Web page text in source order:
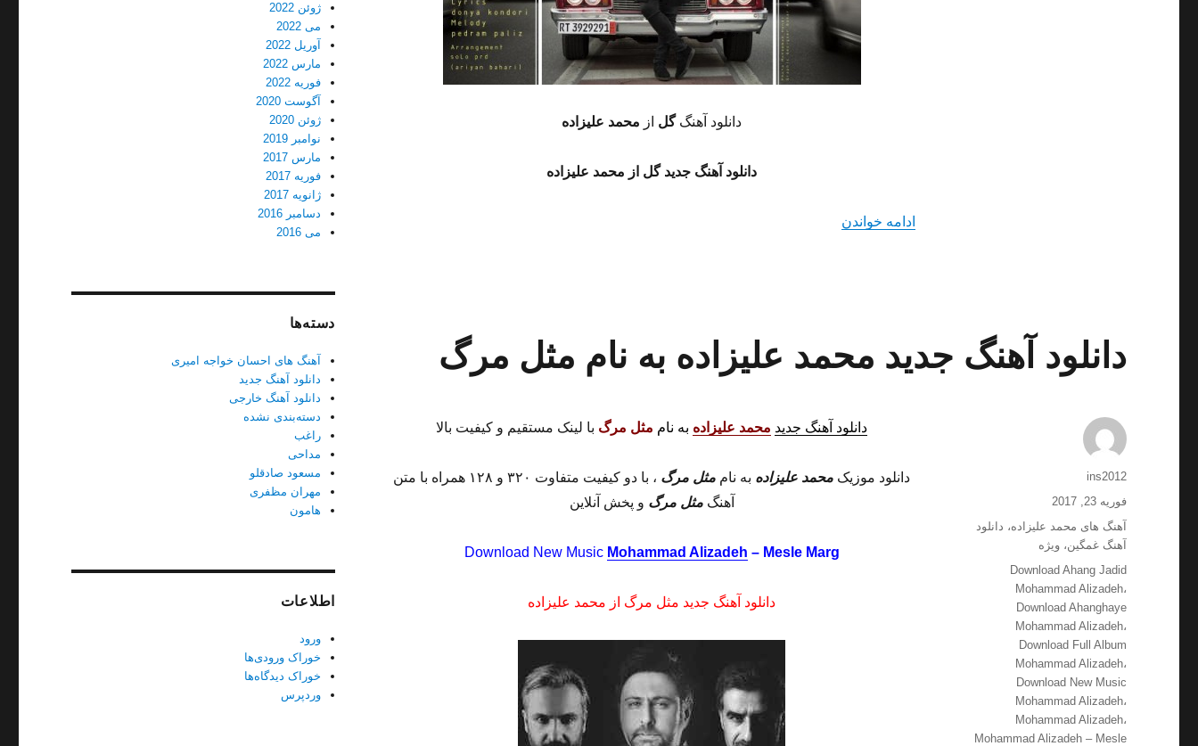
دانلود آهنگگل از محمد علیزاده
دانلود آهنگ جدید گل از محمد علیزاده
ادامه خواندن“دانلود آهنگ گل از محمد علیزاده با کیفیت128+320”
دانلود آهنگ جدید محمد علیزاده به نام مثل مرگ
دانلود آهنگ جدید محمد علیزاده به نام مثل مرگ با لینک مستقیم و کیفیت بالا
دانلود موزیک محمد علیزاده به نام مثل مرگ
، با دو کیفیت متفاوت ۳۲۰ و ۱۲۸ همراه با متن
آهنگمثل مرگ و پخش آنلاین
Download New Music Mohammad Alizadeh – Mesle Marg
دانلود آهنگ جدید مثل مرگ از محمد علیزاده
نویسنده
ins2012
ارسال
شده
در
فوریه 23, 2017
دسته‌ها
آهنگ های محمد علیزاده، دانلود
آهنگ غمگین،ویژه
برچسب‌ها
Download Ahang Jadid
Mohammad Alizadeh،
Download Ahanghaye
Mohammad Alizadeh،
Download Full Album
Mohammad Alizadeh،
Download New Music
Mohammad Alizadeh،
Mohammad Alizadeh،
Mohammad Alizadeh – Mesle
ژوئن 2022
می 2022
آوریل 2022
مارس 2022
فوریه 2022
آگوست 2020
ژوئن 2020
نوامبر 2019
مارس 2017
فوریه 2017
ژانویه 2017
دسامبر 2016
می 2016
دسته‌ها
آهنگ های احسان خواجه امیری
دانلود آهنگ جدید
دانلود آهنگ خارجی
دسته‌بندی نشده
راغب
مداحی
مسعود صادقلو
مهران مظفری
هامون
اطلاعات
ورود
خوراک ورودی‌ها
خوراک دیدگاه‌ها
وردپرس